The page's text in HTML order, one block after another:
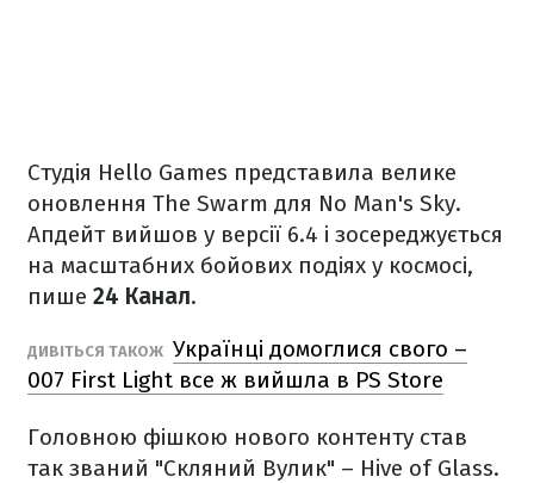
Студія Hello Games представила велике
оновлення The Swarm для No Man's Sky.
Апдейт вийшов у версії 6.4 і зосереджується
на масштабних бойових подіях у космосі,
пише 24 Канал.
ДИВІТЬСЯ ТАКОЖ Українці домоглися свого –
007 First Light все ж вийшла в PS Store
Головною фішкою нового контенту став
так званий "Скляний Вулик" – Hive of Glass.